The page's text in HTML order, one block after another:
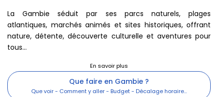
La Gambie séduit par ses parcs naturels, plages
atlantiques, marchés animés et sites historiques, offrant
nature, détente, découverte culturelle et aventures pour
tous...
Que faire en Gambie ?